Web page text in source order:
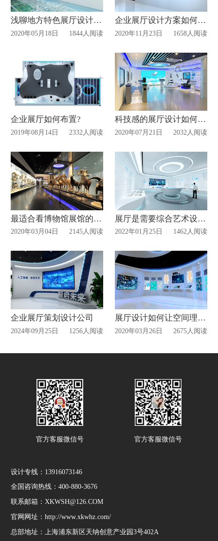
浅聊地方特色展厅设计怎么做!
2020年05月18日 1844人阅读
企业展厅设计方案如何策划?
2020年11月23日 1658人阅读
企业展厅如何布置?
2019年08月14日 2332人阅读
科技感的展厅设计如何吸引人?
2020年07月21日 2032人阅读
最适合看博物馆展馆的时间？
2020年03月04日 2145人阅读
展厅是需要综合艺术设计的吗？
2022年01月25日 1462人阅读
企业展厅策划设计公司
2024年09月25日 1256人阅读
展厅设计如何让空间理想化?
2020年03月26日 2675人阅读
官方客服微信号 官方客服微信号
设计专线：13916073146
全国咨询热线：400-880-3676
联系邮箱：XKWSH@126.COM
官网网址：http://www.xkwhz.com/
总部地址：上海浦东新区天纳创意产业园3号402A